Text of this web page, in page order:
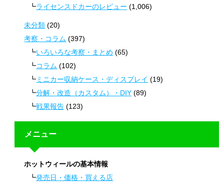
ライセンスドカーのレビュー (1,006)
未分類 (20)
考察・コラム (397)
いろいろな考察・まとめ (65)
コラム (102)
ミニカー収納ケース・ディスプレイ (19)
分解・改造（カスタム）・DIY (89)
戦果報告 (123)
メニュー
ホットウィールの基本情報
発売日・価格・買える店